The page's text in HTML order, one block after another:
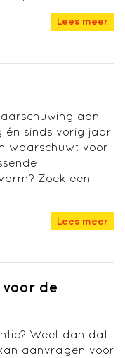
Lees meer
aan
én sinds vorig jaar
waarschuwt voor
Zoek een
Lees meer
de
Weet dan dat
aanvragen voor